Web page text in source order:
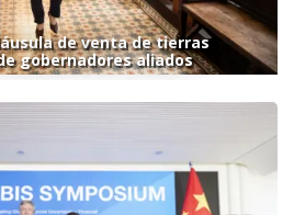
de venta de tierras
gobernadores aliados